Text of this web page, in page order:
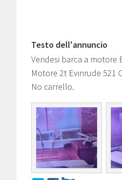
Testo dell'annuncio
Vendesi barca a motore
Motore 2t Evinrude 521
No carrello.